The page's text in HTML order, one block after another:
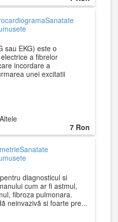
sau EKG) este o
a fibrelor
incordare a
unei excitatii
7 Ron
diagnosticul si
cum ar fi astmul,
fibroza pulmonara.
neinvazivã si foarte pre...